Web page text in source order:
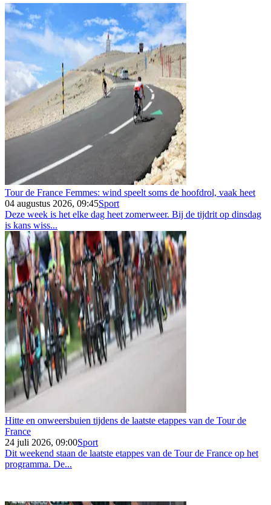
Tour de France Femmes: wind speelt soms de hoofdrol, vaak heet
04 augustus 2026, 09:45Sport
Deze week is het elke dag heet zomerweer. Bij de tijdrit op dinsdag
is kans wiss...
Hitte en onweersbuien tijdens de laatste etappes van de Tour de
France
24 juli 2026, 09:00Sport
Dit weekend staan de laatste etappes van de Tour de France op het
programma. De...